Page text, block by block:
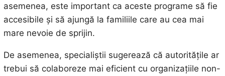
asemenea, este important ca aceste programe să fie
accesibile și să ajungă la familiile care au cea mai
mare nevoie de sprijin.
De asemenea, specialiștii sugerează că autoritățile ar
trebui să colaboreze mai eficient cu organizațiile non-